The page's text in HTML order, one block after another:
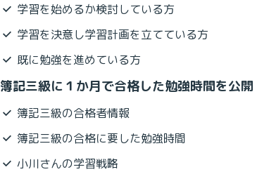
学習を始めるか検討している方
学習を決意し学習計画を立てている方
既に勉強を進めている方
簿記三級に１か月で合格した勉強時間を公開
簿記三級の合格者情報
簿記三級の合格に要した勉強時間
小川さんの学習戦略